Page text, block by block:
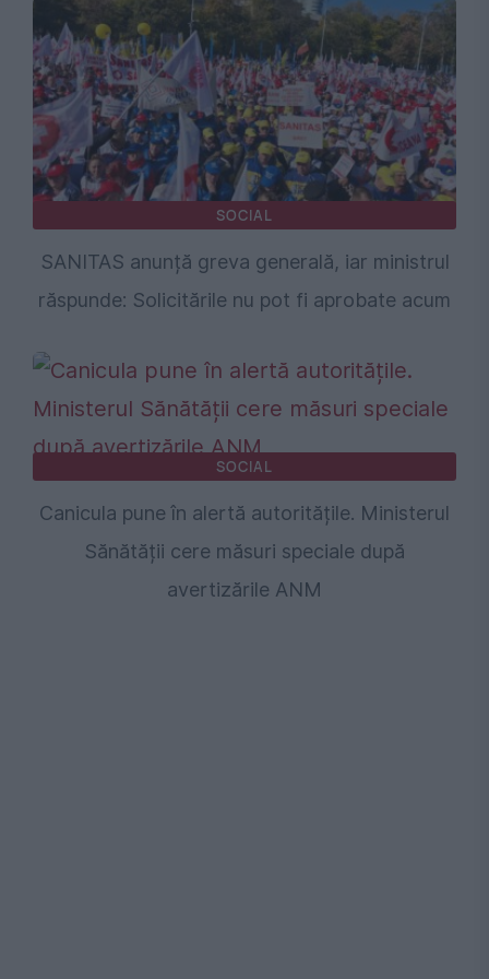
SOCIAL
SANITAS anunță greva generală, iar ministrul
răspunde: Solicitările nu pot fi aprobate acum
SOCIAL
Canicula pune în alertă autoritățile. Ministerul
Sănătății cere măsuri speciale după
avertizările ANM